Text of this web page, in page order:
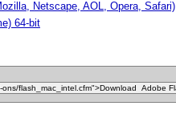
Netscape, AOL, Opera, Safari)
64-bit